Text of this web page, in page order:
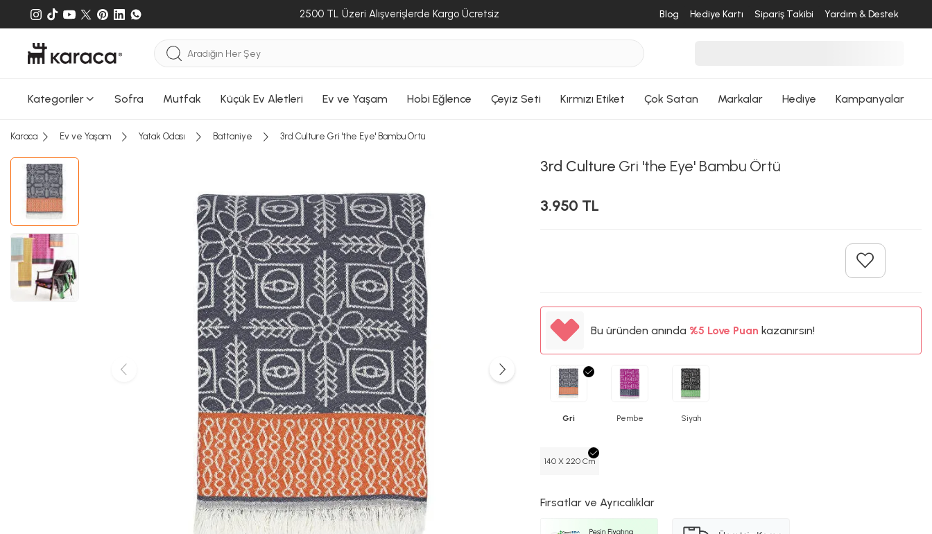
2500 TL Üzeri Alışverişlerde Kargo Ücretsiz Blog Hediye Kartı Sipariş Takibi Yardım & Destek
Kategoriler Sofra Mutfak Küçük Ev Aletleri Ev ve Yaşam Hobi Eğlence Çeyiz Seti Kırmızı Etiket Çok Satan Markalar Hediye Kampanyalar
Karaca Ev ve Yaşam Yatak Odası Battaniye 3rd Culture Gri 'the Eye' Bambu Örtü
3rd Culture Gri 'the Eye' Bambu Örtü
3.950 TL
Bu üründen anında %5
%5
Love Puan kazanırsın!
Gri Pembe Siyah
140 X 220 Cm
Fırsatlar ve Ayrıcalıklar